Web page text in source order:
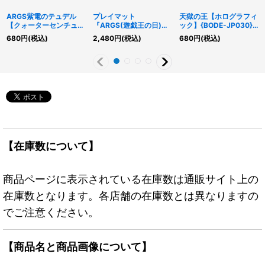
ARGS紫電のテュデル
【クォーターセンチュリ
ーシークレット】
{SUDA-JP071}《罠》
680円(税込)
プレイマット
『ARGS(遊戯王の日)』
【-】{-}《プレイマッ
ト》
2,480円(税込)
天獄の王【ホログラフィ
ック】{BODE-JP030}
《モンスター》
680円(税込)
【在庫数について】
商品ページに表示されている在庫数は通販サイト上の
在庫数となります。各店舗の在庫数とは異なりますの
でご注意ください。
【商品名と商品画像について】